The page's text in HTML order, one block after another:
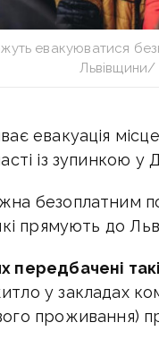
евакуюватися
Львівщини/
евакуація
із зупинкою у
безоплатним
прямують до
такі
у закладах
проживання)